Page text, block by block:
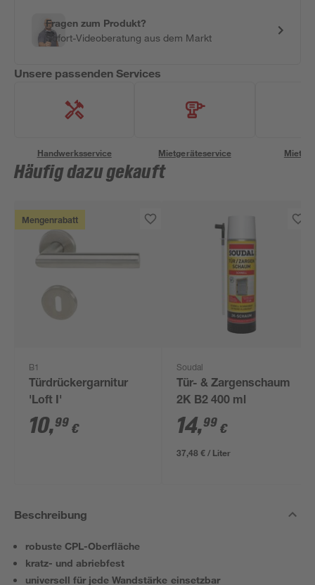
Fragen zum Produkt?
Sofort-Videoberatung aus dem Markt
Unsere passenden Services
Handwerksservice Mietgeräteservice
Häufig dazu gekauft
Mengenrabatt
B1
Türdrückergarnitur
'Loft I'
10,99 €
Soudal
Tür- & Zargenschaum
2K B2 400 ml
14,99 €
37,48 € / Liter
Beschreibung
robuste CPL-Oberfläche
kratz- und abriebfest
universell für jede Wandstärke einsetzbar